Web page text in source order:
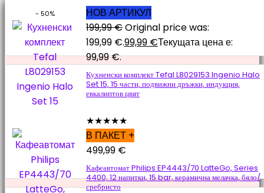
НОВ АРТИКУЛ
- 50%
199,99€Original price was:
199,99 €.99,99 €Текущата цена е:
99,99 €.
Кухненски комплект Tefal L8029153 Ingenio Halo
Set 15, 15 части, подвижни дръжки, индукция,
евкалиптов цвят
★★★★★
В ПАКЕТ +
499,99 €
Кафеавтомат Philips EP4443/70 LatteGo, Series
4400, 12 напитки, 15 bar, керамична мелачка, бяло/
сребристо